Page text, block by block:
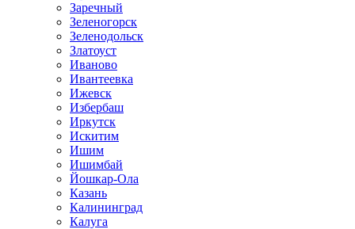
Заречный
Зеленогорск
Зеленодольск
Златоуст
Иваново
Ивантеевка
Ижевск
Избербаш
Иркутск
Искитим
Ишим
Ишимбай
Йошкар-Ола
Казань
Калининград
Калуга